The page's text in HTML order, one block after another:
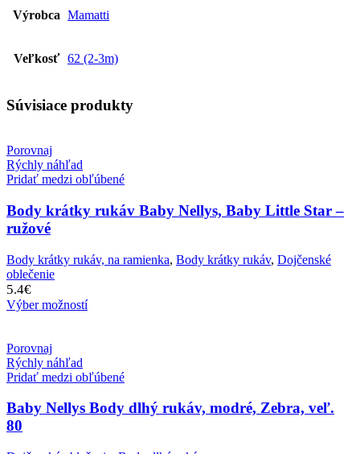
Výrobca Mamatti
Veľkosť 62 (2-3m)
Súvisiace produkty
Porovnaj
Rýchly náhľad
Pridať medzi obľúbené
Body krátky rukáv Baby Nellys, Baby Little Star –
ružové
Body krátky rukáv, na ramienka, Body krátky rukáv, Dojčenské
oblečenie
5.4€
Výber možností
Porovnaj
Rýchly náhľad
Pridať medzi obľúbené
Baby Nellys Body dlhý rukáv, modré, Zebra, veľ.
80